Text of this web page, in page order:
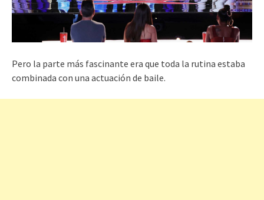
Pero la parte más fascinante era que toda la rutina estaba
combinada con una actuación de baile.